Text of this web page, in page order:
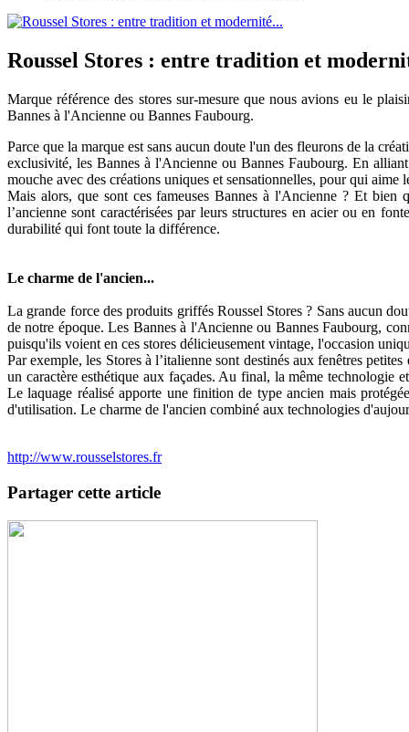
Roussel Stores : entre tradition et
Marque référence des stores sur-mesure que nous avions eu le
Bannes à l'Ancienne ou Bannes Faubourg.
Parce que la marque est sans aucun doute l'un des fleurons de la
exclusivité, les Bannes à l'Ancienne ou Bannes Faubourg. En
mouche avec des créations uniques et sensationnelles, pour qui aime
Mais alors, que sont ces fameuses Bannes à l'Ancienne ? Et bien
l’ancienne sont caractérisées par leurs structures en acier ou en
durabilité qui font toute la différence.
Le charme de l'ancien...
La grande force des produits griffés Roussel Stores ? Sans aucun
de notre époque. Les Bannes à l'Ancienne ou Bannes Faubourg,
puisqu'ils voient en ces stores délicieusement vintage, l'occasion
Par exemple, les Stores à l’italienne sont destinés aux fenêtres
un caractère esthétique aux façades. Au final, la même technologie
Le laquage réalisé apporte une finition de type ancien mais
d'utilisation. Le charme de l'ancien combiné aux technologies
http://www.rousselstores.fr
Partager cette article